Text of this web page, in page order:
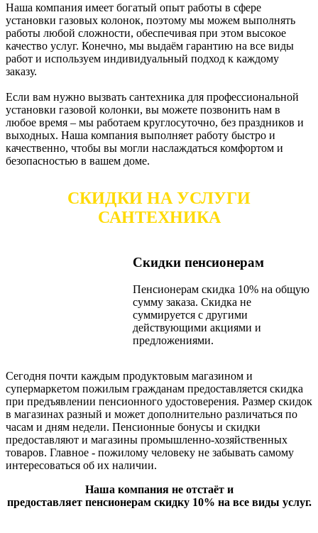
Наша компания имеет богатый опыт работы в сфере
установки газовых колонок, поэтому мы можем выполнять
работы любой сложности, обеспечивая при этом высокое
качество услуг. Конечно, мы выдаём гарантию на все виды
работ и используем индивидуальный подход к каждому
заказу.
Если вам нужно вызвать сантехника для профессиональной
установки газовой колонки, вы можете позвонить нам в
любое время – мы работаем круглосуточно, без праздников и
выходных. Наша компания выполняет работу быстро и
качественно, чтобы вы могли наслаждаться комфортом и
безопасностью в вашем доме.
СКИДКИ НА УСЛУГИ
САНТЕХНИКА
Скидки пенсионерам
Пенсионерам скидка 10% на общую
сумму заказа. Скидка не
суммируется с другими
действующими акциями и
предложениями.
Сегодня почти каждым продуктовым магазином и
супермаркетом пожилым гражданам предоставляется скидка
при предъявлении пенсионного удостоверения. Размер скидок
в магазинах разный и может дополнительно различаться по
часам и дням недели. Пенсионные бонусы и скидки
предоставляют и магазины промышленно-хозяйственных
товаров. Главное - пожилому человеку не забывать самому
интересоваться об их наличии.
Наша компания не отстаёт и
предоставляет пенсионерам скидку 10% на все виды услуг.